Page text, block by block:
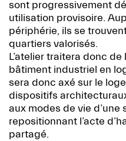
sont progressivement
utilisation provisoire.
périphérie, ils se
quartiers valorisés.
L’atelier traitera donc
bâtiment industriel en
sera donc axé sur le
dispositifs
aux modes de vie
repositionnant l’acte
partagé.